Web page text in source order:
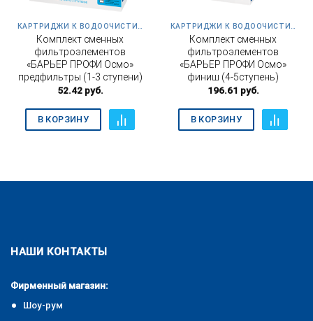
КАРТРИДЖИ К ВОДООЧИСТИТЕЛЮ ПРОФИ ОСМО 100
Комплект сменных
фильтроэлементов
«БАРЬЕР ПРОФИ Осмо»
предфильтры (1-3 ступени)
52.42руб.
В КОРЗИНУ
КАРТРИДЖИ К ВОДООЧИСТИТЕЛЮ ПРОФИ ОСМО 100
Комплект сменных
фильтроэлементов
«БАРЬЕР ПРОФИ Осмо»
финиш (4-5ступень)
196.61 руб.
В КОРЗИНУ
НАШИ КОНТАКТЫ
Фирменный магазин:
Шоу-рум